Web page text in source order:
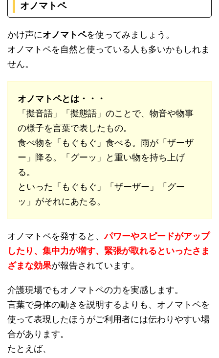
オノマトペ
かけ声にオノマトペを使ってみましょう。
オノマトペを自然と使っている人も多いかもしれま
せん。
オノマトペとは・・・
「擬音語」「擬態語」のことで、物音や物事
の様子を言葉で表したもの。
食べ物を「もぐもぐ」食べる。雨が「ザーザ
ー」降る。「グーッ」と重い物を持ち上げ
る。
といった「もぐもぐ」「ザーザー」「グー
ッ」がそれにあたる。
オノマトペを発すると、パワーやスピードがアップ
したり、集中力が増す、緊張が取れるといったさま
ざまな効果が報告されています。
介護現場でもオノマトペの力を実感します。
言葉で身体の動きを説明するよりも、オノマトペを
使って表現したほうがご利用者には伝わりやすい場
合があります。
たとえば、